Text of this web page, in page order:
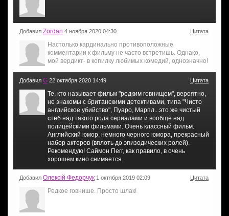
Добавил Zordan 4 ноября 2020 04:30 Цитата
Настолько кардинально противоположные
комментарии к фильму не часто встретишь. Однако,
мой вердикт- в копилку любимых комедий, однозначно!
Добавил G 22 октября 2020 14:49 Цитата
Те, кто называет фильм "редким говнищем", вероятно,
не знакомы с британскими детективами, типа "Чисто
английское убийство", Пуаро, Марпл...это же чистый
стеб над такого рода сериалами и вообще над
полицейскими фильмами. Очень классный фильм.
Английский юмор, немного черного юмора, прекрасный
набор актеров (вплоть до эпизодических ролей).
Рекомендую! Саймон Пегг, как правило, в очень
хорошем кино снимается.
Добавил Олексій Федорчук 1 октября 2019 02:09 Цитата
Редкое говнише. Просто шлак!